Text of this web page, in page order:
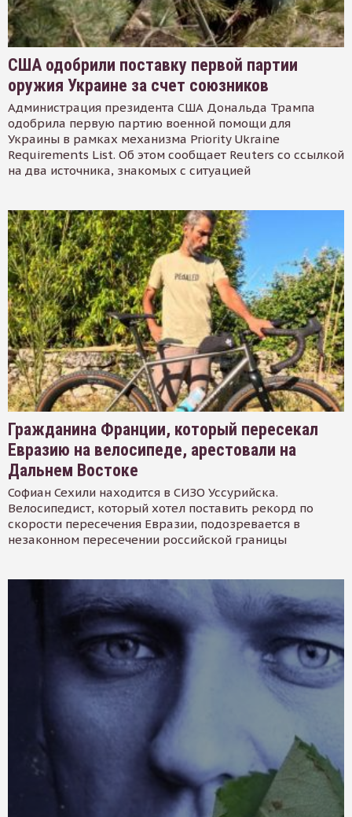
США одобрили поставку первой партии
оружия Украине за счет союзников
Администрация президента США Дональда Трампа
одобрила первую партию военной помощи для
Украины в рамках механизма Priority Ukraine
Requirements List. Об этом сообщает Reuters со ссылкой
на два источника, знакомых с ситуацией
Гражданина Франции, который пересекал
Евразию на велосипеде, арестовали на
Дальнем Востоке
Софиан Сехили находится в СИЗО Уссурийска.
Велосипедист, который хотел поставить рекорд по
скорости пересечения Евразии, подозревается в
незаконном пересечении российской границы